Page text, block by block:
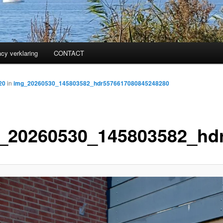
verklaring CONTACT
in img_20260530_145803582_hdr5576617080845248280